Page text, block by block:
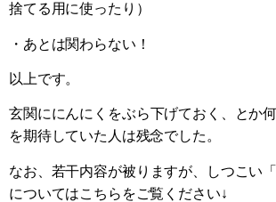
捨てる用に使ったり）
・あとは関わらない！
以上です。
玄関ににんにくをぶら下げておく、とか
を期待していた人は残念でした。
なお、若干内容が被りますが、しつこい
についてはこちらをご覧ください↓